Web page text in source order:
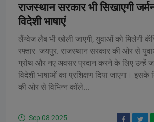
राजस्थान सरकार भी सिखाएगी
विदेशी भाषाएं
लैंग्वेज लैब भी खोली जाएगी, युवाओं को मिलेगी
रफ्तार जयपुर. राजस्थान सरकार की ओर से
ग्रोथ और नए अवसर प्रदान करने के लिए उन्हें
विदेशी भाषाओं का प्रशिक्षण दिया जाएगा। इसके
की ओर से विभिन्न कॉले...
Sep 08 2025